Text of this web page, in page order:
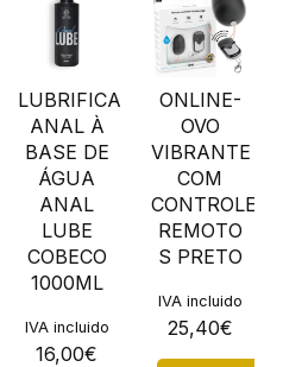
LUBRIFICANTE
ANAL À
BASE DE
ÁGUA
ANAL
LUBE
COBECO
1000ML
16,00€
IVA incluido
ONLINE-
OVO
VIBRANTE
COM
CONTROLE
REMOTO
S PRETO
25,40€
IVA incluido